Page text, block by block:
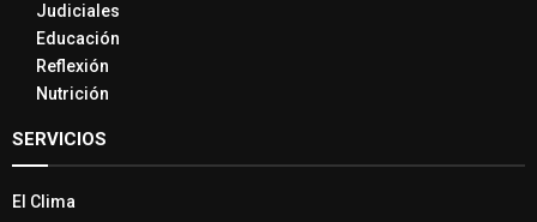
Judiciales
Educación
Reflexión
Nutrición
SERVICIOS
El Clima